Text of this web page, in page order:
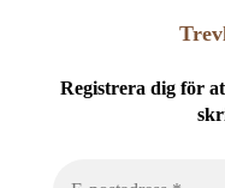
Registrera dig för